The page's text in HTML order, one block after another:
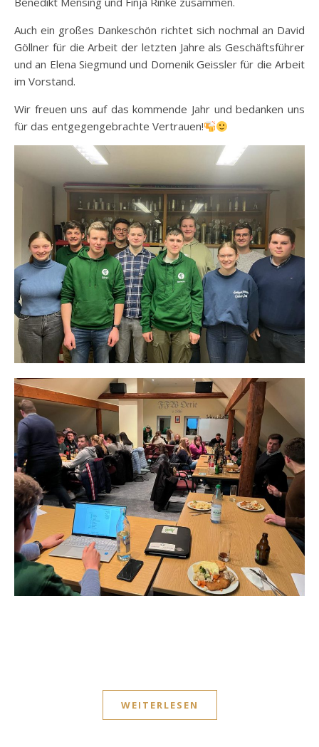
Auch ein großes Dankeschön richtet sich nochmal an David
Göllner für die Arbeit der letzten Jahre als Geschäftsführer
und an Elena Siegmund und Domenik Geissler für die Arbeit
im Vorstand.
Wir freuen uns auf das kommende Jahr und bedanken uns
für das entgegengebrachte Vertrauen!
WEITERLESEN